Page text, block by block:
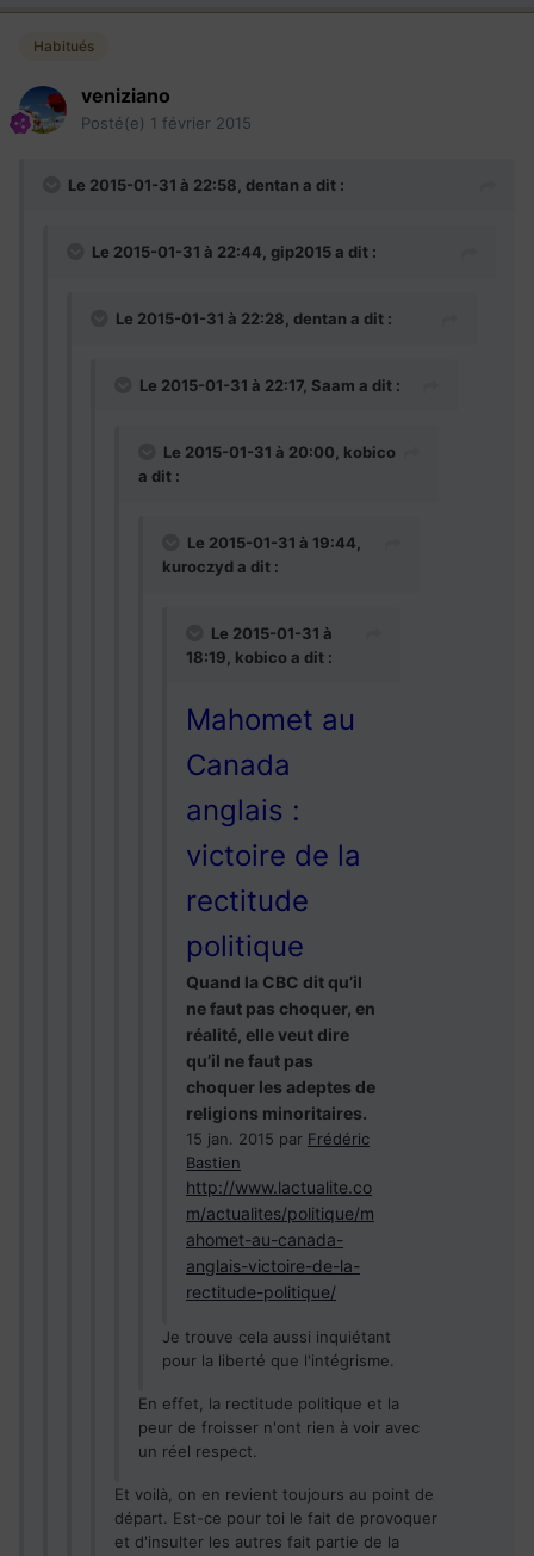
Habitués
veniziano
Posté(e) 1 février 2015
Le 2015-01-31 à 22:58, dentan a dit :
Le 2015-01-31 à 22:44, gip2015 a dit :
Le 2015-01-31 à 22:28, dentan a dit :
Le 2015-01-31 à 22:17, Saam a dit :
Le 2015-01-31 à 20:00, kobico
a dit :
Le 2015-01-31 à 19:44,
kuroczyd a dit :
Le 2015-01-31 à
18:19, kobico a dit :
Mahomet au
Canada
anglais :
victoire de la
rectitude
politique
Quand la CBC dit qu’il
ne faut pas choquer, en
réalité, elle veut dire
qu’il ne faut pas
choquer les adeptes de
religions minoritaires.
15 jan. 2015 par Frédéric
Bastien
http://www.lactualite.co
m/actualites/politique/m
ahomet-au-canada-
anglais-victoire-de-la-
rectitude-politique/
Je trouve cela aussi inquiétant
pour la liberté que l'intégrisme.
En effet, la rectitude politique et la
peur de froisser n'ont rien à voir avec
un réel respect.
Et voilà, on en revient toujours au point de
départ. Est-ce pour toi le fait de provoquer
et d'insulter les autres fait partie de la